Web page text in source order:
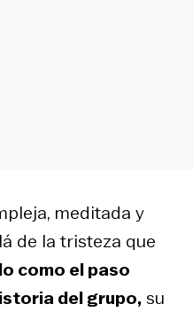
meditada y
de la tristeza que
como el paso
del grupo,su